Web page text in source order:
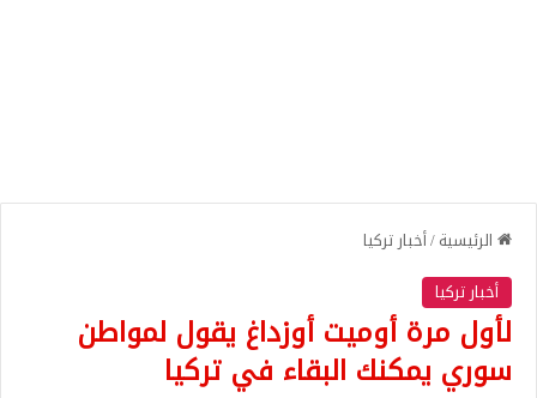
الرئيسية/أخبار تركيا
أخبار تركيا
لأول مرة أوميت أوزداغ يقول لمواطن
سوري يمكنك البقاء في تركيا